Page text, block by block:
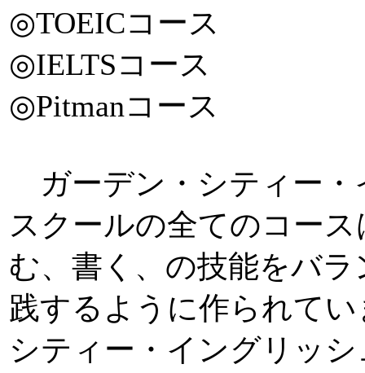
◎TOEICコース
◎IELTSコース
◎Pitmanコース
ガーデン・シティー・
スクールの全てのコー
む、書く、の技能をバ
践するように作られて
シティー・イングリッ